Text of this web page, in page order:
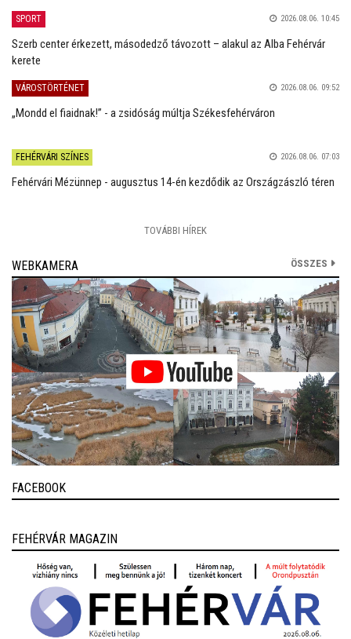
SPORT 2026.08.06. 10:45
Szerb center érkezett, másodedző távozott – alakul az Alba Fehérvár
kerete
VÁROSTÖRTÉNET 2026.08.06. 09:52
„Mondd el fiaidnak!” - a zsidóság múltja Székesfehérváron
FEHÉRVÁRI SZÍNES 2026.08.06. 07:03
Fehérvári Mézünnep - augusztus 14-én kezdődik az Országzászló téren
TOVÁBBI HÍREK
WEBKAMERA ÖSSZES
FACEBOOK
FEHÉRVÁR MAGAZIN